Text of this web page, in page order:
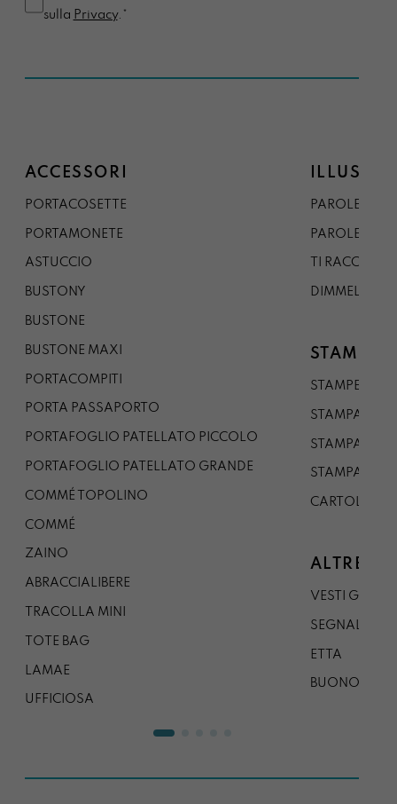
sulla Privacy.*
ACCESSORI
PORTACOSETTE
PORTAMONETE
ASTUCCIO
BUSTONY
BUSTONE
BUSTONE MAXI
PORTACOMPITI
PORTA PASSAPORTO
PORTAFOGLIO PATELLATO PICCOLO
PORTAFOGLIO PATELLATO GRANDE
COMMÉ TOPOLINO
COMMÉ
ZAINO
ABRACCIALIBERE
TRACOLLA MINI
TOTE BAG
LAMAE
UFFICIOSA
PAROLE DAL
PAROLE DA
TI
DIMMELO
STAMPE
STAMPE A5
STAMPA A3
STAMPA A1
STAMPA A0
CARTOLINA
ALTRE
VESTI
SEGNALIBRO
ETTA
BUONO